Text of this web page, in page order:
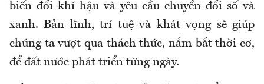
biến đổi khí hậu và yêu cầu chuyển đổi số và
xanh. Bản lĩnh, trí tuệ và khát vọng sẽ giúp
chúng ta vượt qua thách thức, nắm bắt thời cơ,
để đất nước phát triển từng ngày.